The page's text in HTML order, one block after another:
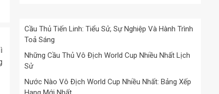
Cầu Thủ Tiến Linh: Tiểu Sử, Sự Nghiệp Và Hành Trình
Toả Sáng
Những Cầu Thủ Vô Địch World Cup Nhiều Nhất Lịch
Sử
Nước Nào Vô Địch World Cup Nhiều Nhất: Bảng Xếp